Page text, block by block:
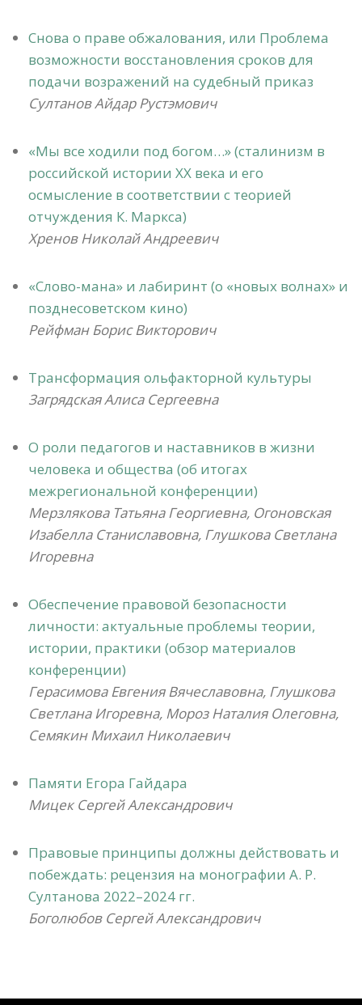
Снова о праве обжалования, или Проблема
возможности восстановления сроков для
подачи возражений на судебный приказ
Султанов Айдар Рустэмович
«Мы все ходили под богом…» (сталинизм в
российской истории ХХ века и его
осмысление в соответствии с теорией
отчуждения К. Маркса)
Хренов Николай Андреевич
«Слово-мана» и лабиринт (о «новых волнах» и
позднесоветском кино)
Рейфман Борис Викторович
Трансформация ольфакторной культуры
Загрядская Алиса Сергеевна
О роли педагогов и наставников в жизни
человека и общества (об итогах
межрегиональной конференции)
Мерзлякова Татьяна Георгиевна, Огоновская
Изабелла Станиславовна, Глушкова Светлана
Игоревна
Обеспечение правовой безопасности
личности: актуальные проблемы теории,
истории, практики (обзор материалов
конференции)
Герасимова Евгения Вячеславовна, Глушкова
Светлана Игоревна, Мороз Наталия Олеговна,
Семякин Михаил Николаевич
Памяти Егора Гайдара
Мицек Сергей Александрович
Правовые принципы должны действовать и
побеждать: рецензия на монографии А. Р.
Султанова 2022–2024 гг.
Боголюбов Сергей Александрович